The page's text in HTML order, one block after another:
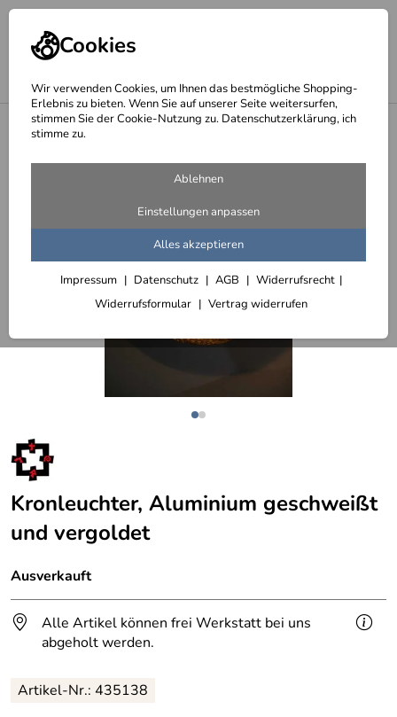
Cookies
Wir verwenden Cookies, um Ihnen das bestmögliche Shopping-
Erlebnis zu bieten. Wenn Sie auf unserer Seite weitersurfen,
stimmen Sie der Cookie-Nutzung zu. Datenschutzerklärung, ich
stimme zu.
Ablehnen
Einstellungen anpassen
Alles akzeptieren
Impressum Datenschutz AGB
Widerrufsrecht
Widerrufsformular
Vertrag widerrufen
Spiralleuchter
Kronleuchter, Aluminium geschweißt
und vergoldet
Ausverkauft
Alle Artikel können frei Werkstatt bei uns
abgeholt werden.
Artikel-Nr.: 435138